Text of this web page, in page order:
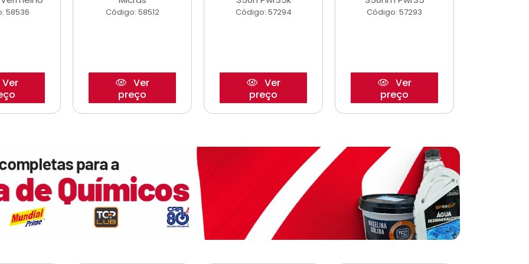
58536
Ver
Código: 58512
Ver
preço
Código: 57294
Ver
preço
Código: 57293
Ver
preço